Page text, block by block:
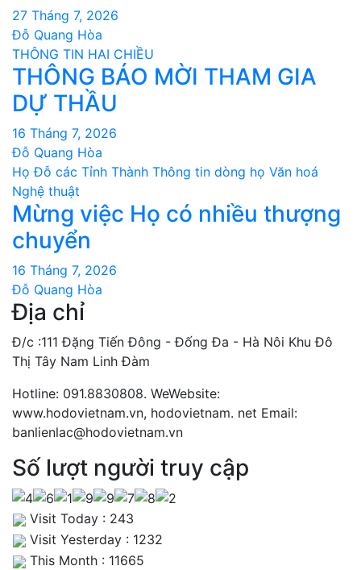
27 Tháng 7, 2026
Đỗ Quang Hòa
THÔNG TIN HAI CHIỀU
THÔNG BÁO MỜI THAM GIA
DỰ THẦU
16 Tháng 7, 2026
Đỗ Quang Hòa
Họ Đỗ các Tỉnh Thành Thông tin dòng họ Văn hoá
Nghệ thuật
Mừng việc Họ có nhiều thượng
chuyển
16 Tháng 7, 2026
Đỗ Quang Hòa
Địa chỉ
Đ/c :111 Đặng Tiến Đông - Đống Đa - Hà Nôi Khu Đô
Thị Tây Nam Linh Đàm
Hotline: 091.8830808. WeWebsite:
www.hodovietnam.vn, hodovietnam. net Email:
banlienlac@hodovietnam.vn
Số lượt người truy cập
Visit Today : 243
Visit Yesterday : 1232
This Month : 11665